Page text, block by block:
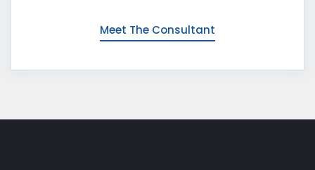
Meet The Consultant